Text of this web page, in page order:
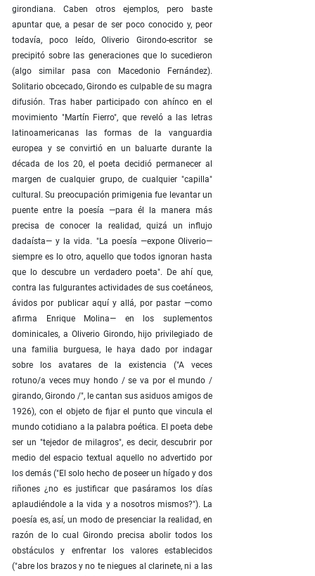
girondiana. Caben otros ejemplos, pero baste
apuntar que, a pesar de ser poco conocido y, peor
todavía, poco leído, Oliverio Girondo-escritor se
precipitó sobre las generaciones que lo sucedieron
(algo similar pasa con Macedonio Fernández).
Solitario obcecado, Girondo es culpable de su magra
difusión. Tras haber participado con ahínco en el
movimiento "Martín Fierro", que reveló a las letras
latinoamericanas las formas de la vanguardia
europea y se convirtió en un baluarte durante la
década de los 20, el poeta decidió permanecer al
margen de cualquier grupo, de cualquier "capilla"
cultural. Su preocupación primigenia fue levantar un
puente entre la poesía —para él la manera más
precisa de conocer la realidad, quizá un influjo
dadaísta— y la vida. "La poesía —expone Oliverio—
siempre es lo otro, aquello que todos ignoran hasta
que lo descubre un verdadero poeta". De ahí que,
contra las fulgurantes actividades de sus coetáneos,
ávidos por publicar aquí y allá, por pastar —como
afirma Enrique Molina— en los suplementos
dominicales, a Oliverio Girondo, hijo privilegiado de
una familia burguesa, le haya dado por indagar
sobre los avatares de la existencia ("A veces
rotuno/a veces muy hondo / se va por el mundo /
girando, Girondo /", le cantan sus asiduos amigos de
1926), con el objeto de fijar el punto que vincula el
mundo cotidiano a la palabra poética. El poeta debe
ser un "tejedor de milagros", es decir, descubrir por
medio del espacio textual aquello no advertido por
los demás ("El solo hecho de poseer un hígado y dos
riñones ¿no es justificar que pasáramos los días
aplaudiéndole a la vida y a nosotros mismos?"). La
poesía es, así, un modo de presenciar la realidad, en
razón de lo cual Girondo precisa abolir todos los
obstáculos y enfrentar los valores establecidos
("abre los brazos y no te niegues al clarinete, ni a las